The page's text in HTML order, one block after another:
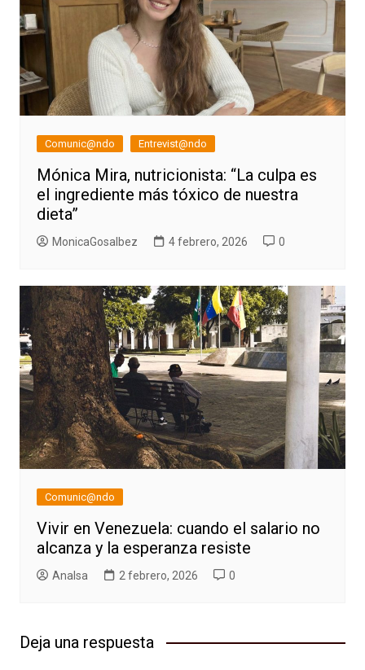
Comunic@ndo Entrevist@ndo
Mónica Mira, nutricionista: “La culpa es
el ingrediente más tóxico de nuestra
dieta”
MonicaGosalbez 4 febrero, 2026 0
Comunic@ndo
Vivir en Venezuela: cuando el salario no
alcanza y la esperanza resiste
AnaIsa 2 febrero, 2026 0
Deja una respuesta